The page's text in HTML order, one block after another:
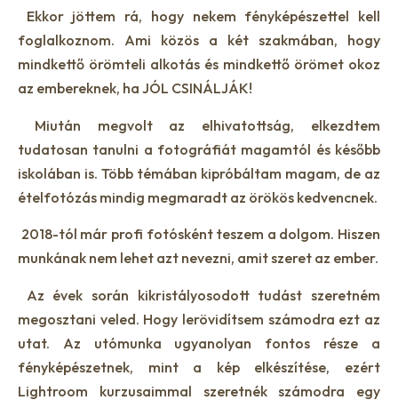
Ekkor jöttem rá, hogy nekem fényképészettel kell
foglalkoznom. Ami közös a két szakmában, hogy
mindkettő örömteli alkotás és mindkettő örömet okoz
az embereknek, ha JÓL CSINÁLJÁK!
Miután megvolt az elhivatottság, elkezdtem
tudatosan tanulni a fotográfiát magamtól és később
iskolában is. Több témában kipróbáltam magam, de az
ételfotózás mindig megmaradt az örökös kedvencnek.
2018-tól már profi fotósként teszem a dolgom. Hiszen
munkának nem lehet azt nevezni, amit szeret az ember.
Az évek során kikristályosodott tudást szeretném
megosztani veled. Hogy lerövidítsem számodra ezt az
utat. Az utómunka ugyanolyan fontos része a
fényképészetnek, mint a kép elkészítése, ezért
Lightroom kurzusaimmal szeretnék számodra egy